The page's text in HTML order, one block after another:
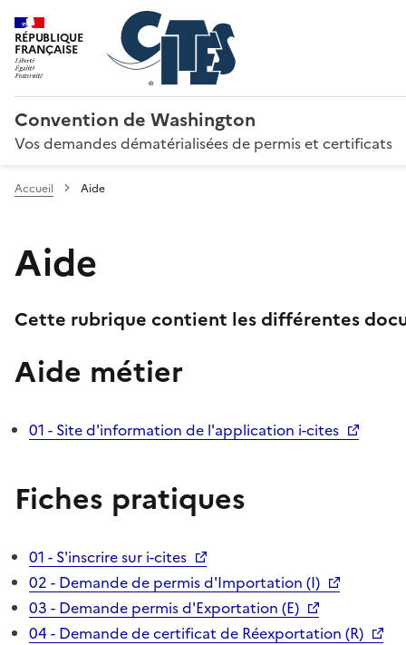
RÉPUBLIQUE
FRANÇAISE
Convention de Washington
Vos demandes dématérialisées de permis et certificats
Accueil Aide
Aide
Cette rubrique contient les différentes
Aide métier
01 - Site d'information de l'application i-cites
Fiches pratiques
01 - S'inscrire sur i-cites
02 - Demande de permis d'Importation (I)
03 - Demande permis d'Exportation (E)
04 - Demande de certificat de Réexportation (R)